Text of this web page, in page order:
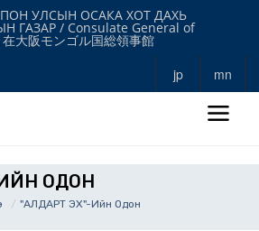
УЛСЫН ОСАКА ХОТ ДАХЬ
ГАЗАР / Consulate General of
大阪モンゴル国総領事館
jp mn
ОДОН
"АЛДАРТ ЭХ"-Ийн Одон